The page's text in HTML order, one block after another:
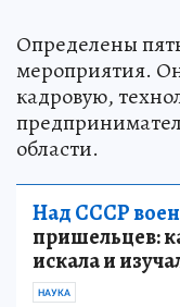
Определены
мероприятия.
кадровую,
области.
Над СССР
пришельцев:
искала и
НАУКА